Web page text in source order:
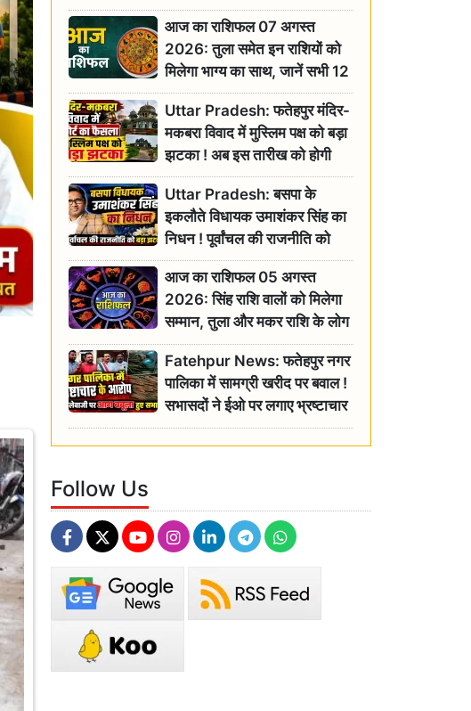
रावण से संबंध? जानिए ज्योतिर्लिंग की
महिमा
आज का राशिफल 07 अगस्त
2026: तुला समेत इन राशियों को
मिलेगा भाग्य का साथ, जानें सभी 12
राशियों का दैनिक भाग्यफल
Uttar Pradesh: फतेहपुर मंदिर-
मकबरा विवाद में मुस्लिम पक्ष को बड़ा
झटका ! अब इस तारीख को होगी
सुनवाई
Uttar Pradesh: बसपा के
इकलौते विधायक उमाशंकर सिंह का
निधन ! पूर्वांचल की राजनीति को
बड़ा झटका, योगी ने जताया दुःख
आज का राशिफल 05 अगस्त
2026: सिंह राशि वालों को मिलेगा
सम्मान, तुला और मकर राशि के लोग
रहें सतर्क
Fatehpur News: फतेहपुर नगर
पालिका में सामग्री खरीद पर बवाल !
सभासदों ने ईओ पर लगाए भ्रष्टाचार
के गंभीर आरोप
Follow Us